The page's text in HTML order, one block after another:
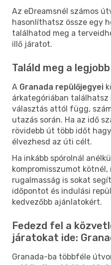
Az eDreamsnél számos
hasonlíthatsz össze egy
találhatod meg a
illő járatot.
Találd meg a
A Granada repülőjegyei
árkategóriában
választás attól függ,
utazás során. Ha az idő
rövidebb út több időt
élvezhesd az úti célt.
Ha inkább spórolnál
kompromisszumot kötnél,
rugalmasság is sokat
időpontot és indulási
kedvezőbb ajánlatokért.
Fedezd fel a
járatokat ide:
Granada-ba többféle